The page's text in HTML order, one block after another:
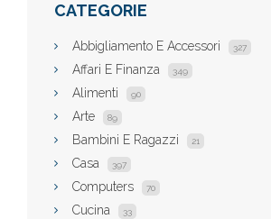
CATEGORIE
Abbigliamento E Accessori 327
Affari E Finanza 349
Alimenti 90
Arte 89
Bambini E Ragazzi 21
Casa 397
Computers 70
Cucina 33